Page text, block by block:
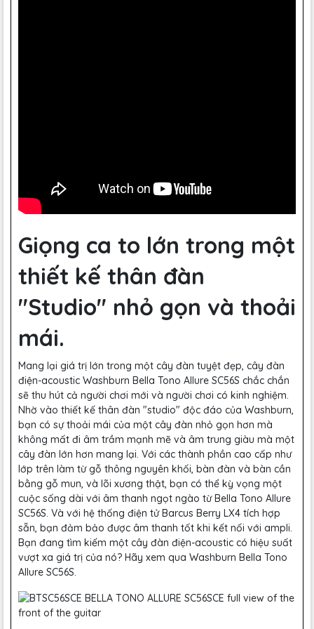
Giọng ca to lớn trong một
thiết kế thân đàn
"Studio" nhỏ gọn và thoải
mái.
Mang lại giá trị lớn trong một cây đàn tuyệt đẹp, cây đàn
điện-acoustic Washburn Bella Tono Allure SC56S chắc chắn
sẽ thu hút cả người chơi mới và người chơi có kinh nghiệm.
Nhờ vào thiết kế thân đàn "studio" độc đáo của Washburn,
bạn có sự thoải mái của một cây đàn nhỏ gọn hơn mà
không mất đi âm trầm mạnh mẽ và âm trung giàu mà một
cây đàn lớn hơn mang lại. Với các thành phần cao cấp như
lớp trên làm từ gỗ thông nguyên khối, bàn đàn và bàn cần
bằng gỗ mun, và lõi xương thật, bạn có thể kỳ vọng một
cuộc sống dài với âm thanh ngọt ngào từ Bella Tono Allure
SC56S. Và với hệ thống điện tử Barcus Berry LX4 tích hợp
sẵn, bạn đảm bảo được âm thanh tốt khi kết nối với ampli.
Bạn đang tìm kiếm một cây đàn điện-acoustic có hiệu suất
vượt xa giá trị của nó? Hãy xem qua Washburn Bella Tono
Allure SC56S.